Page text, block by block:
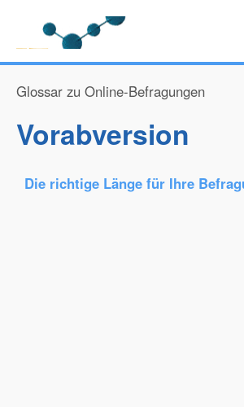
Glossar zu Online-Befragungen
Vorabversion
Die richtige Länge für Ihre